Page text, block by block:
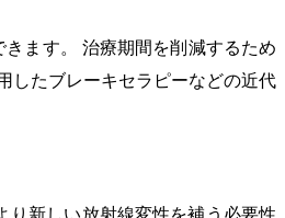
ます。 治療期間を削減するため
したブレーキセラピーなどの近代